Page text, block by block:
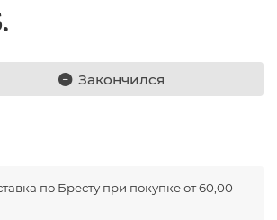
Закончился
по Бресту при покупке от 60,00